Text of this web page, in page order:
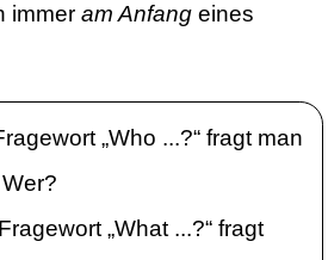
immeram Anfang eines
„Who ...?“ fragt man
„What ...?“ fragt